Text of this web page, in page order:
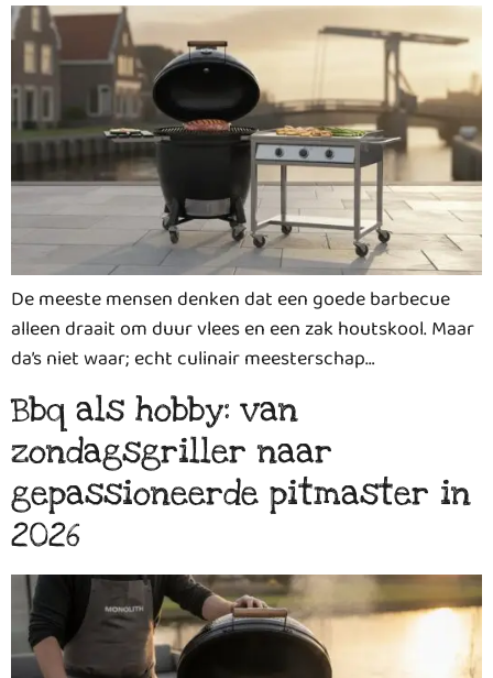
De meeste mensen denken dat een goede barbecue
alleen draait om duur vlees en een zak houtskool. Maar
da’s niet waar; echt culinair meesterschap…
Bbq als hobby: van
zondagsgriller naar
gepassioneerde pitmaster in
2026